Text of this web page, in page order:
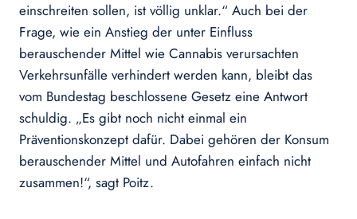
einschreiten sollen, ist völlig unklar.“ Auch bei der
Frage, wie ein Anstieg der unter Einfluss
berauschender Mittel wie Cannabis verursachten
Verkehrsunfälle verhindert werden kann, bleibt das
vom Bundestag beschlossene Gesetz eine Antwort
schuldig. „Es gibt noch nicht einmal ein
Präventionskonzept dafür. Dabei gehören der Konsum
berauschender Mittel und Autofahren einfach nicht
zusammen!“, sagt Poitz.